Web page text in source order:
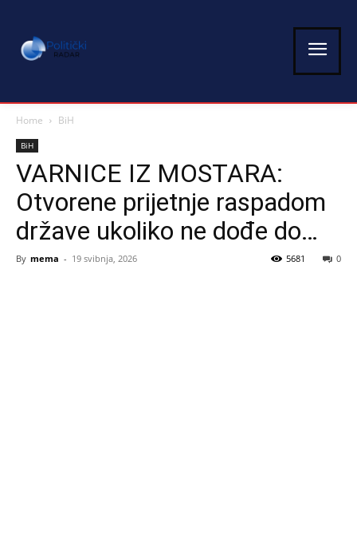
Home BiH
BiH
VARNICE IZ MOSTARA:
Otvorene prijetnje raspadom
države ukoliko ne dođe do…
By mema - 19 svibnja, 2026 0
5681